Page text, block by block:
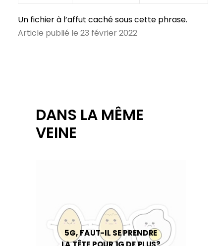
Un fichier à l’affut caché sous cette phrase.
Article publié le 23 février 2022
DANS LA MÊME
VEINE
5G, FAUT-IL SE PRENDRE